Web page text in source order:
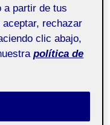
audiovisual
a partir de tus
aceptar, rechazar
clic abajo,
política de